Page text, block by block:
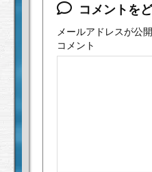
コメントを
メールアドレスが公
コメント